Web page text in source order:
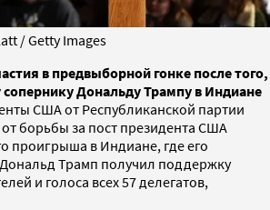
/ Getty Images
в предвыборной гонке после того,
сопернику Дональду Трампу в Индиане
США от Республиканской партии
от борьбы за пост президента США
проигрыша в Индиане, где его
Трамп получил поддержку
и голоса всех 57 делегатов,